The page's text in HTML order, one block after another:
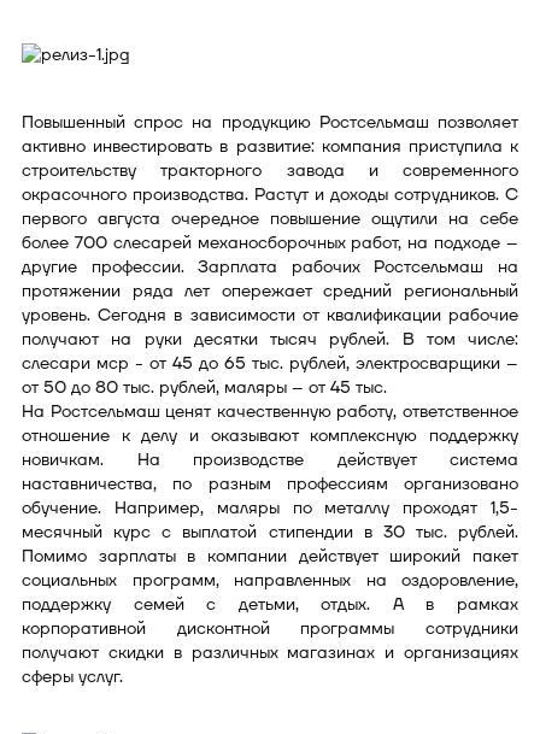
Повышенный спрос на продукцию Ростсельмаш позволяет
активно инвестировать в развитие: компания приступила к
строительству тракторного завода и современного
окрасочного производства. Растут и доходы сотрудников. С
первого августа очередное повышение ощутили на себе
более 700 слесарей механосборочных работ, на подходе –
другие профессии. Зарплата рабочих Ростсельмаш на
протяжении ряда лет опережает средний региональный
уровень. Сегодня в зависимости от квалификации рабочие
получают на руки десятки тысяч рублей. В том числе:
слесари мср - от 45 до 65 тыс. рублей, электросварщики –
от 50 до 80 тыс. рублей, маляры – от 45 тыс.
На Ростсельмаш ценят качественную работу, ответственное
отношение к делу и оказывают комплексную поддержку
новичкам. На производстве действует система
наставничества, по разным профессиям организовано
обучение. Например, маляры по металлу проходят 1,5-
месячный курс с выплатой стипендии в 30 тыс. рублей.
Помимо зарплаты в компании действует широкий пакет
социальных программ, направленных на оздоровление,
поддержку семей с детьми, отдых. А в рамках
корпоративной дисконтной программы сотрудники
получают скидки в различных магазинах и организациях
сферы услуг.